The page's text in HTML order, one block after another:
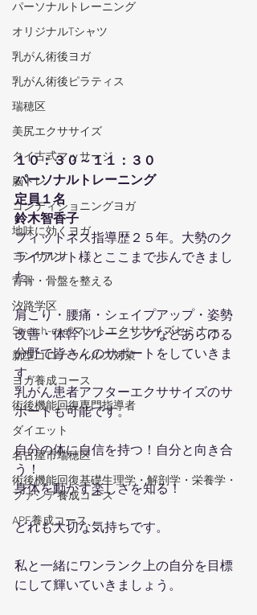
パーソナルトレーニング
オリジナルTシャツ
乳がん術後ヨガ
乳がん術後ピラティス
瑞穂区
美尻エクササイズ
タイ古式マッサージ
脳トレ
コンディショニングヨガ
地味に効くヨガ
コンサルサ
背骨・骨盤を整える
汐路学区
Stretch-eze®マットエクササイズセミナー
新型コロナウイルス対策
ヨガ養成コース
術後機能回復専門指導者
ダイエット
名古屋市瑞穂区
術後機能回復基礎生理学・解剖学・栄養学・
ファシア養成コース
APF養成コース
１０：３０～１１：３０
パーソナルトレーニング
定員１名
鈴木智香子
フィットネス指導歴２５年。大勢のク
ライアント様とここまで歩んできまし
た。
肩こり・腰痛・シェイプアップ・姿勢
改善・体幹トレーニングなどあらゆる
分野で皆さんのサポートをしていきま
す。
乳がん患者アフターエクササイズのサ
ポートも可能です。
自分の体に自信を持つ！自分と向き合
う！
身体を動かす楽しさを知る！
どれも大切な気持ちです。
私と一緒にワンランク上の自分を目標
にして輝いていきましょう。